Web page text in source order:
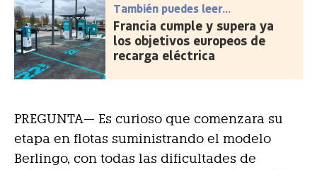
También puedes leer...
Francia cumple y supera ya
los objetivos europeos de
recarga eléctrica
PREGUNTA— Es curioso que comenzara su
etapa en flotas suministrando el modelo
Berlingo, con todas las dificultades de